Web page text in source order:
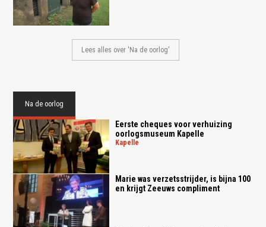
Lees alles over 'Na de oorlog'
Na de oorlog
Eerste cheques voor verhuizing
oorlogsmuseum Kapelle
kapelle
Marie was verzetsstrijder, is bijna 100
en krijgt Zeeuws compliment